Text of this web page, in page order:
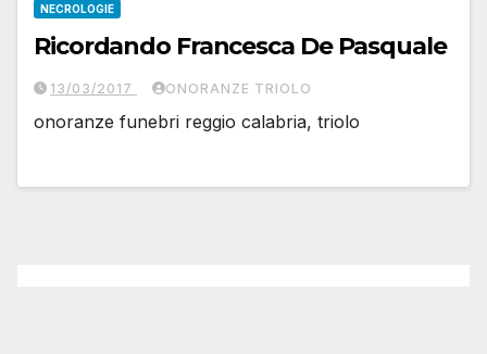
NECROLOGIE
Ricordando Francesca De Pasquale
13/03/2017 ONORANZE TRIOLO
onoranze funebri reggio calabria, triolo